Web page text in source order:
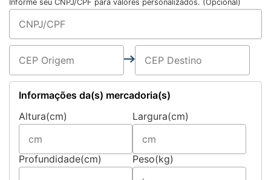
Informe seu CNPJ/CPF para valores personalizados. (Opcional)
Informações da(s) mercadoria(s)
Altura(cm)
Largura(cm)
Profundidade(cm) Peso(kg)